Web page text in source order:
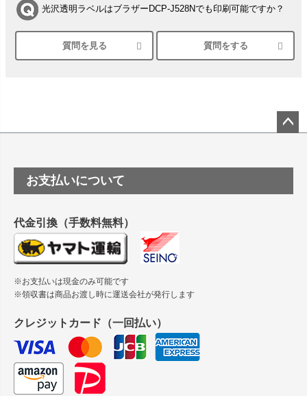
光沢透明ラベルはブラザーDCP-J528Nでも印刷可能ですか？
シルバーペーパーにEPSON EP-30VAで印刷するときの設定
は？
塩ビのロール紙で離型紙が透明の商品はありますか
つや消し半透明ラベルのロールタイプはありますか？
縦420mm×横650mmの包装紙に適した紙はありますか？
質問を見る 質問をする
ップ
お支払いについて
代金引換（手数料無料）
※お支払いは現金のみ可能です
※領収書は商品お渡し時に運送会社が発行します
クレジットカード（一回払い）